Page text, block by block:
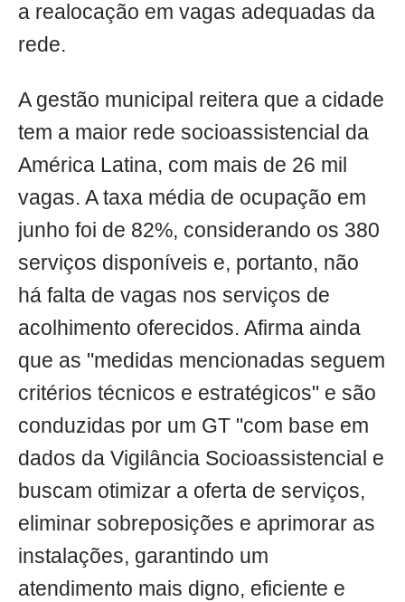
a realocação em vagas adequadas da
rede.
A gestão municipal reitera que a cidade
tem a maior rede socioassistencial da
América Latina, com mais de 26 mil
vagas. A taxa média de ocupação em
junho foi de 82%, considerando os 380
serviços disponíveis e, portanto, não
há falta de vagas nos serviços de
acolhimento oferecidos. Afirma ainda
que as "medidas mencionadas seguem
critérios técnicos e estratégicos" e são
conduzidas por um GT "com base em
dados da Vigilância Socioassistencial e
buscam otimizar a oferta de serviços,
eliminar sobreposições e aprimorar as
instalações, garantindo um
atendimento mais digno, eficiente e